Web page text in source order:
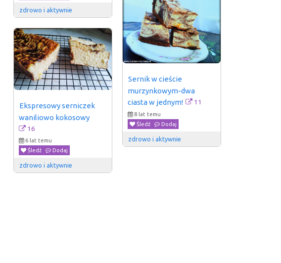
zdrowo i aktywnie
Sernik w cieście
murzynkowym-dwa
ciasta w jednym!
11
8 lat temu
Śledź
Dodaj
zdrowo i aktywnie
Ekspresowy serniczek
waniliowo kokosowy
16
6 lat temu
Śledź
Dodaj
zdrowo i aktywnie